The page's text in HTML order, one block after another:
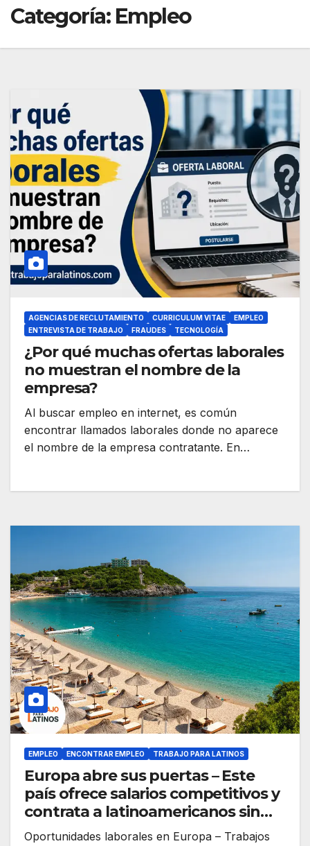
Categoría: Empleo
AGENCIAS DE RECLUTAMIENTO CURRICULUM VITAE
EMPLEO
ENTREVISTA DE TRABAJO
FRAUDES TECNOLOGÍA
¿Por qué muchas ofertas laborales
no muestran el nombre de la
empresa?
Al buscar empleo en internet, es común
encontrar llamados laborales donde no aparece
el nombre de la empresa contratante. En…
EMPLEO ENCONTRAR EMPLEO TRABAJO PARA LATINOS
Europa abre sus puertas – Este
país ofrece salarios competitivos y
contrata a latinoamericanos sin
visa
Oportunidades laborales en Europa – Trabajos